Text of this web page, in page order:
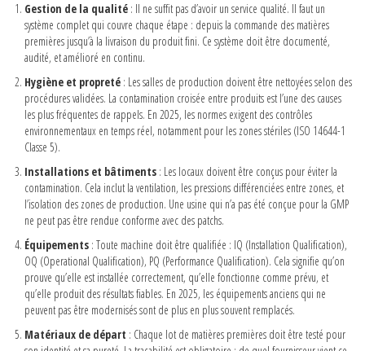
Gestion de la qualité : Il ne suffit pas d’avoir un service qualité. Il faut un
système complet qui couvre chaque étape : depuis la commande des matières
premières jusqu’à la livraison du produit fini. Ce système doit être documenté,
audité, et amélioré en continu.
Hygiène et propreté : Les salles de production doivent être nettoyées selon des
procédures validées. La contamination croisée entre produits est l’une des causes
les plus fréquentes de rappels. En 2025, les normes exigent des contrôles
environnementaux en temps réel, notamment pour les zones stériles (ISO 14644-1
Classe 5).
Installations et bâtiments : Les locaux doivent être conçus pour éviter la
contamination. Cela inclut la ventilation, les pressions différenciées entre zones, et
l’isolation des zones de production. Une usine qui n’a pas été conçue pour la GMP
ne peut pas être rendue conforme avec des patchs.
Équipements : Toute machine doit être qualifiée : IQ (Installation Qualification),
OQ (Operational Qualification), PQ (Performance Qualification). Cela signifie qu’on
prouve qu’elle est installée correctement, qu’elle fonctionne comme prévu, et
qu’elle produit des résultats fiables. En 2025, les équipements anciens qui ne
peuvent pas être modernisés sont de plus en plus souvent remplacés.
Matériaux de départ : Chaque lot de matières premières doit être testé pour